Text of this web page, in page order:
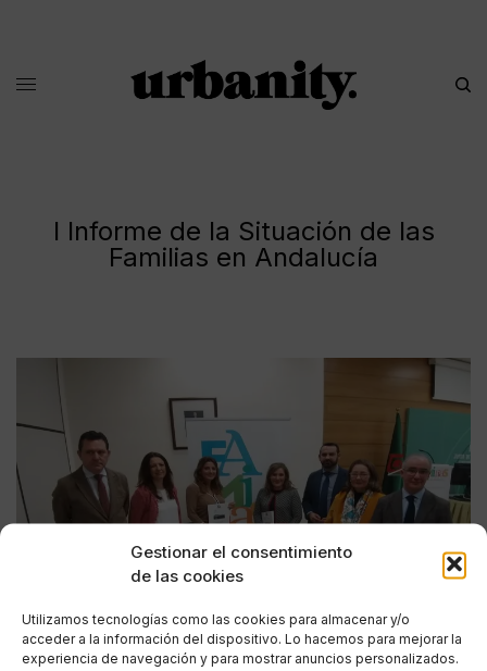
Gestionar el consentimiento
de las cookies
Utilizamos tecnologías como las cookies para almacenar y/o
acceder a la información del dispositivo. Lo hacemos para mejorar la
experiencia de navegación y para mostrar anuncios personalizados.
I Informe de la Situación de las
Familias en Andalucía